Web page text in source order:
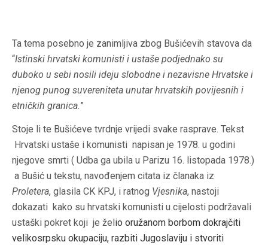
Ta tema posebno je zanimljiva zbog Bušićevih stavova da
“Istinski hrvatski komunisti i ustaše podjednako su
duboko u sebi nosili ideju slobodne i nezavisne Hrvatske i
njenog punog suvereniteta unutar hrvatskih povijesnih i
etničkih granica.”
Stoje li te Bušićeve tvrdnje vrijedi svake rasprave. Tekst
Hrvatski ustaše i komunisti napisan je 1978. u godini
njegove smrti ( Udba ga ubila u Parizu 16. listopada 1978.)
a Bušić u tekstu, navođenjem citata iz članaka iz
Proletera, glasila CK KPJ, i ratnog Vjesnika, nastoji
dokazati kako su hrvatski komunisti u cijelosti podržavali
ustaški pokret koji je žel io oružanom borbom dokrajčiti
velikosrpsku okupaciju, razbiti Jugoslaviju i stvoriti